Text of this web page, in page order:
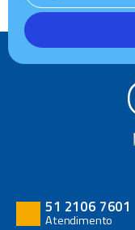
51 2106 7601
Atendimento